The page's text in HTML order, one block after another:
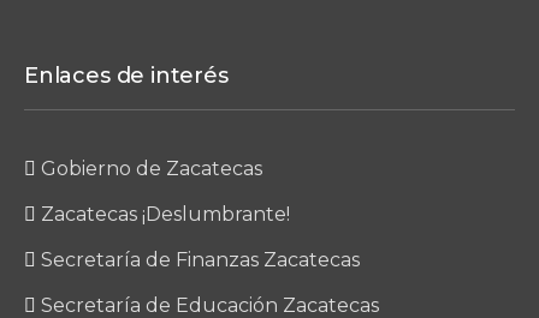
Enlaces de interés
Gobierno de Zacatecas
Zacatecas ¡Deslumbrante!
Secretaría de Finanzas Zacatecas
Secretaría de Educación Zacatecas